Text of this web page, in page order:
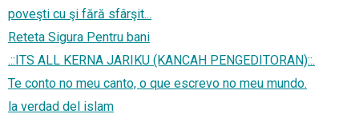
poveşti cu şi fără sfârşit...
Reteta Sigura Pentru bani
.::ITS ALL KERNA JARIKU (KANCAH PENGEDITORAN)::.
Te conto no meu canto, o que escrevo no meu mundo.
la verdad del islam